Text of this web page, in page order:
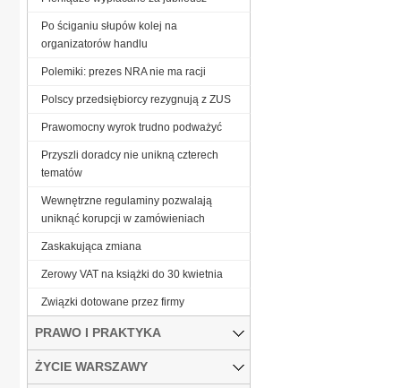
Po ściganiu słupów kolej na
organizatorów handlu
Polemiki: prezes NRA nie ma racji
Polscy przedsiębiorcy rezygnują z ZUS
Prawomocny wyrok trudno podważyć
Przyszli doradcy nie unikną czterech
tematów
Wewnętrzne regulaminy pozwalają
uniknąć korupcji w zamówieniach
Zaskakująca zmiana
Zerowy VAT na książki do 30 kwietnia
Związki dotowane przez firmy
PRAWO I PRAKTYKA
ŻYCIE WARSZAWY